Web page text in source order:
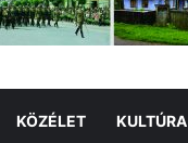
KÖZÉLET KULTÚRA